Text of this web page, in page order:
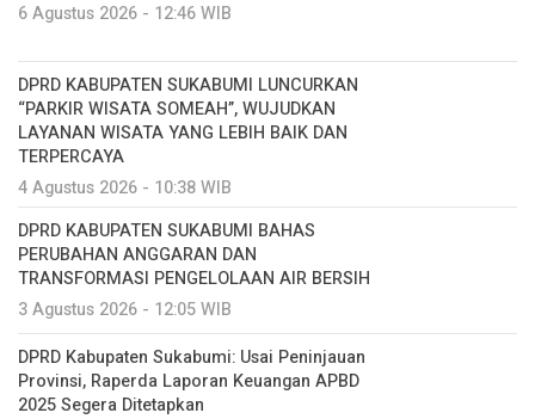
6 Agustus 2026 - 12:46 WIB
DPRD KABUPATEN SUKABUMI LUNCURKAN
“PARKIR WISATA SOMEAH”, WUJUDKAN
LAYANAN WISATA YANG LEBIH BAIK DAN
TERPERCAYA
4 Agustus 2026 - 10:38 WIB
DPRD KABUPATEN SUKABUMI BAHAS
PERUBAHAN ANGGARAN DAN
TRANSFORMASI PENGELOLAAN AIR BERSIH
3 Agustus 2026 - 12:05 WIB
DPRD Kabupaten Sukabumi: Usai Peninjauan
Provinsi, Raperda Laporan Keuangan APBD
2025 Segera Ditetapkan